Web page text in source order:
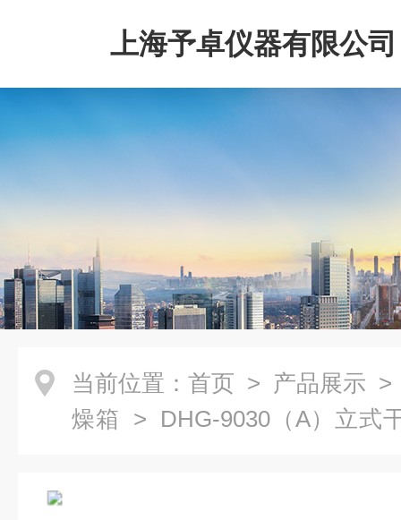
上海予卓仪器有限公司
当前位置： 首页 > 产品展示
燥箱 > DHG-9030（A）立式